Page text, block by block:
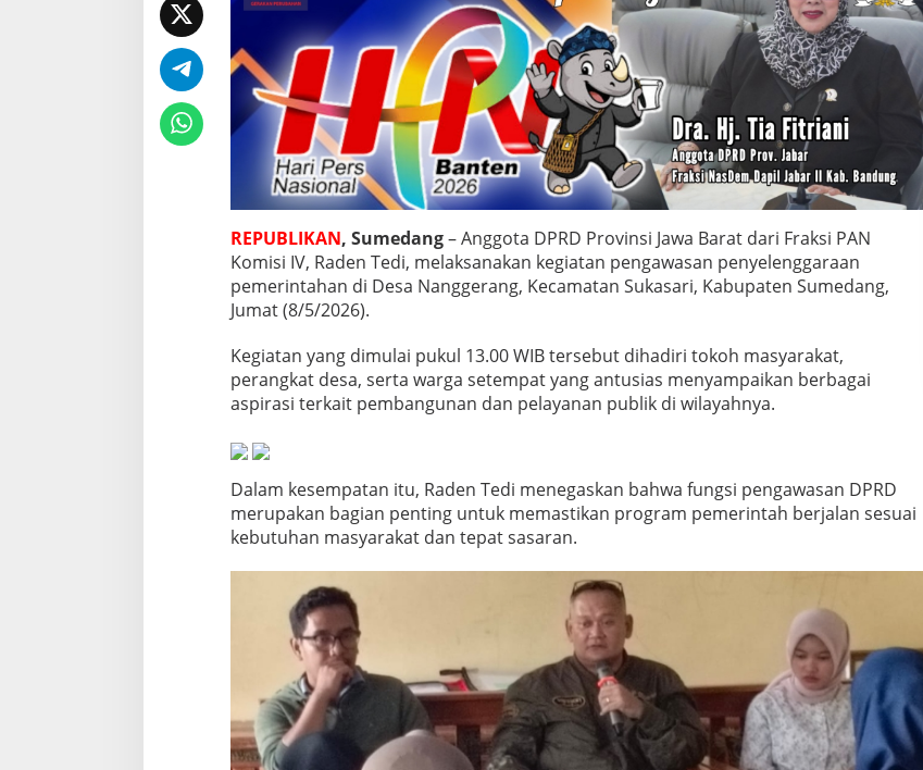
a
u
s
B
e
a
m
p
k
L
a
n
g
u
n
g
i
M
a
s
a
a
k
a
REPUBLIKAN, Sumedang– Anggota DPRD Provinsi Jawa Barat dari Fraksi PAN
Komisi IV, Raden Tedi, melaksanakan kegiatan pengawasan penyelenggaraan
pemerintahan di Desa Nanggerang, Kecamatan Sukasari, Kabupaten Sumedang,
Jumat (8/5/2026).
Kegiatan yang dimulai pukul 13.00 WIB tersebut dihadiri tokoh masyarakat,
perangkat desa, serta warga setempat yang antusias menyampaikan berbagai
aspirasi terkait pembangunan dan pelayanan publik di wilayahnya.
Dalam kesempatan itu, Raden Tedi menegaskan bahwa fungsi pengawasan DPRD
merupakan bagian penting untuk memastikan program pemerintah berjalan sesuai
kebutuhan masyarakat dan tepat sasaran.